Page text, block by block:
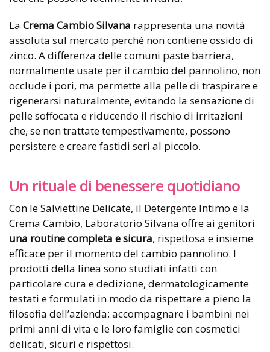
La Crema Cambio Silvana rappresenta una novità
assoluta sul mercato perché non contiene ossido di
zinco. A differenza delle comuni paste barriera,
normalmente usate per il cambio del pannolino, non
occlude i pori, ma permette alla pelle di traspirare e
rigenerarsi naturalmente, evitando la sensazione di
pelle soffocata e riducendo il rischio di irritazioni
che, se non trattate tempestivamente, possono
persistere e creare fastidi seri al piccolo.
Un rituale di benessere quotidiano
Con le Salviettine Delicate, il Detergente Intimo e la
Crema Cambio, Laboratorio Silvana offre ai genitori
una routine completa e sicura, rispettosa e insieme
efficace per il momento del cambio pannolino. I
prodotti della linea sono studiati infatti con
particolare cura e dedizione, dermatologicamente
testati e formulati in modo da rispettare a pieno la
filosofia dell’azienda: accompagnare i bambini nei
primi anni di vita e le loro famiglie con cosmetici
delicati, sicuri e rispettosi.